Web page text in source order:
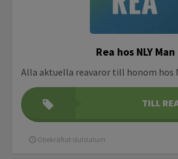
Rea hos NLY Man
Alla aktuella reavaror till honom hos
TILL
Obekräftat slutdatum